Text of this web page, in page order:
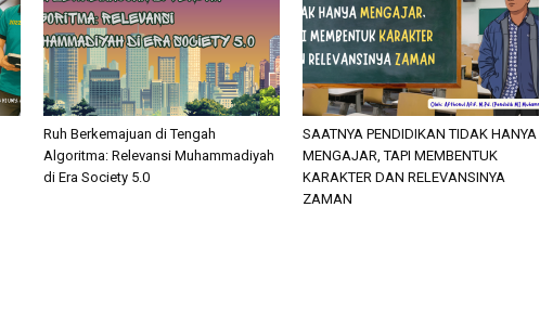
Ruh Berkemajuan di Tengah
Algoritma: Relevansi Muhammadiyah
di Era Society 5.0
SAATNYA PENDIDIKAN TIDAK HANYA
MENGAJAR, TAPI MEMBENTUK
KARAKTER DAN RELEVANSINYA
ZAMAN